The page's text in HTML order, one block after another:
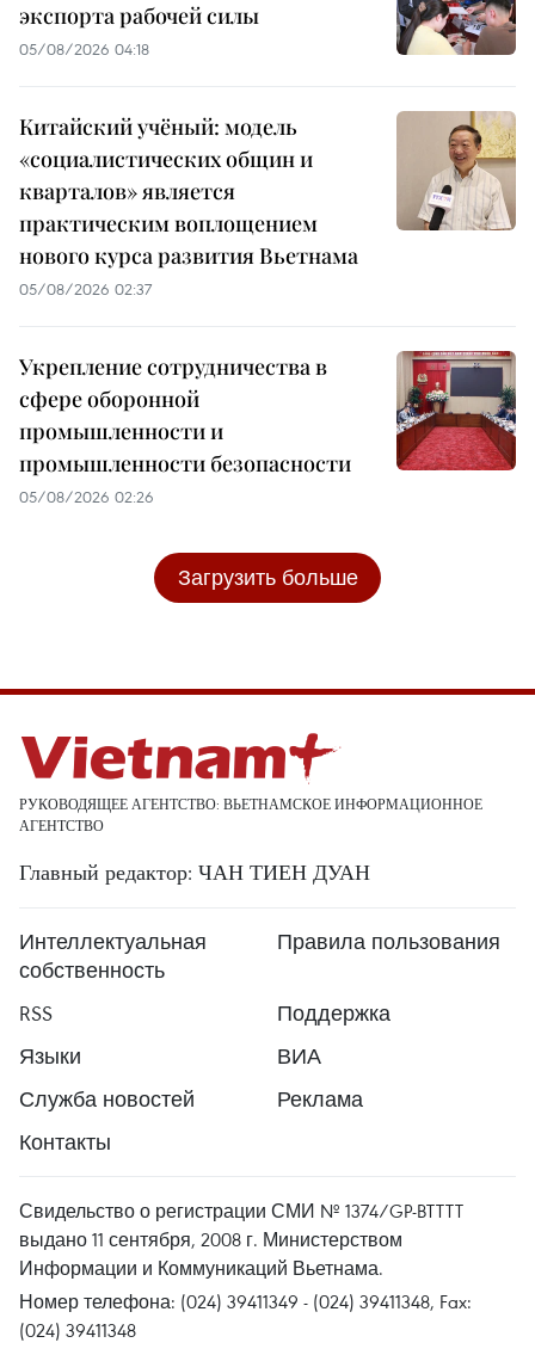
экспорта рабочей силы
05/08/2026 04:18
Китайский учёный: модель
«социалистических общин и
кварталов» является
практическим воплощением
нового курса развития Вьетнама
05/08/2026 02:37
Укрепление сотрудничества в
сфере оборонной
промышленности и
промышленности безопасности
05/08/2026 02:26
Загрузить больше
РУКОВОДЯЩЕЕ АГЕНТСТВО: ВЬЕТНАМСКОЕ ИНФОРМАЦИОННОЕ
АГЕНТСТВО
Главный редактор: ЧАН ТИЕН ДУАН
Интеллектуальная
собственность
Правила пользования
RSS
Поддержка
Языки
ВИА
Служба новостей
Реклама
Контакты
Свидельство о регистрации СМИ № 1374/GP-BTTTT
выдано 11 сентября, 2008 г. Министерством
Информации и Коммуникаций Вьетнама.
Номер телефона: (024) 39411349 - (024) 39411348, Fax:
(024) 39411348